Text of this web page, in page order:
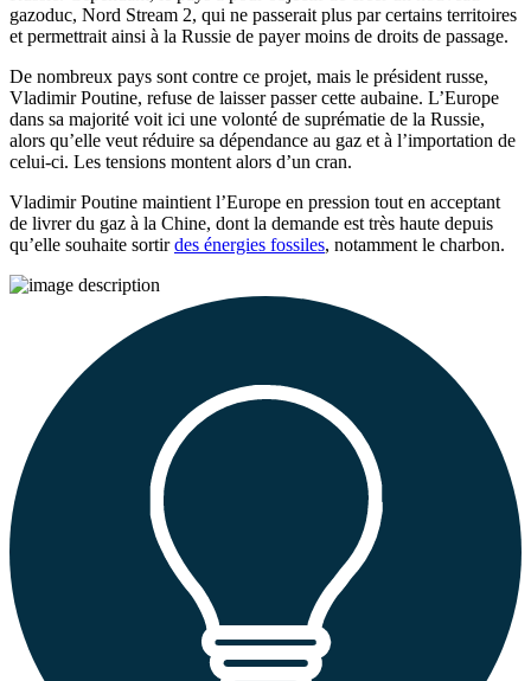
gazoduc, Nord Stream 2, qui ne passerait plus par certains territoires
et permettrait ainsi à la Russie de payer moins de droits de passage.
De nombreux pays sont contre ce projet, mais le président russe,
Vladimir Poutine, refuse de laisser passer cette aubaine. L’Europe
dans sa majorité voit ici une volonté de suprématie de la Russie,
alors qu’elle veut réduire sa dépendance au gaz et à l’importation de
celui-ci. Les tensions montent alors d’un cran.
Vladimir Poutine maintient l’Europe en pression tout en acceptant
de livrer du gaz à la Chine, dont la demande est très haute depuis
qu’elle souhaite sortirdes énergies fossiles, notamment le charbon.